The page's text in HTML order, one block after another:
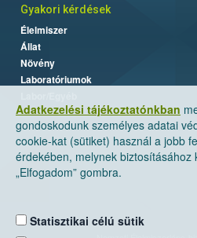
Adatkezelési tájékoztatónkban
gondoskodunk személyes adatai
cookie-kat (sütiket) használ a jobb
érdekében, melynek biztosításához
„Elfogadom” gombra.
Statisztikai célú sütik
Gyakori kérdések
Élelmiszer
Állat
Növény
Laboratóriumok